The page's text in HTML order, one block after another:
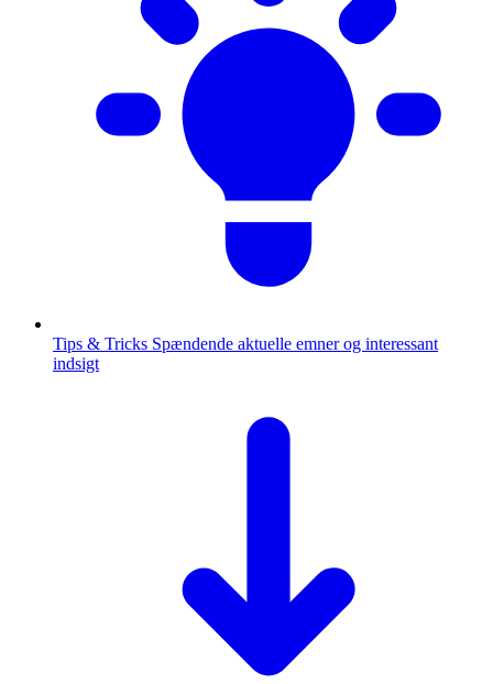
Tips & Tricks Spændende aktuelle emner og interessant
indsigt